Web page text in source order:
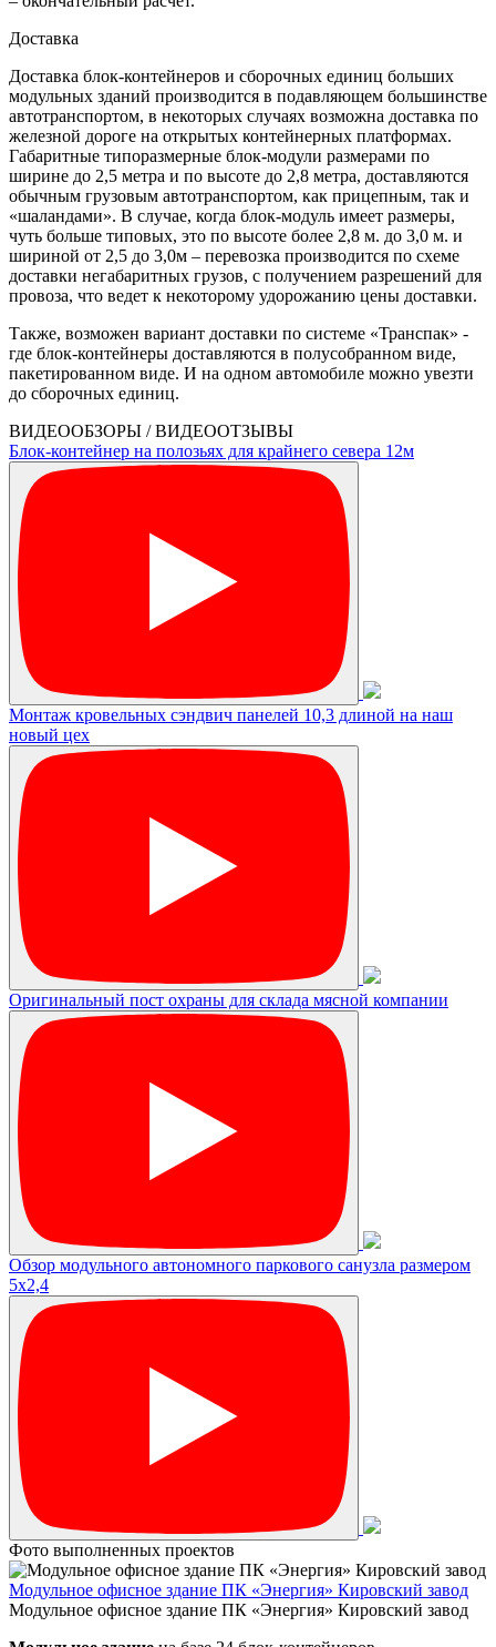
Доставка
Доставка блок-контейнеров и сборочных единиц больших
модульных зданий производится в подавляющем большинстве
автотранспортом, в некоторых случаях возможна доставка по
железной дороге на открытых контейнерных платформах.
Габаритные типоразмерные блок-модули размерами по
ширине до 2,5 метра и по высоте до 2,8 метра, доставляются
обычным грузовым автотранспортом, как прицепным, так и
«шаландами». В случае, когда блок-модуль имеет размеры,
чуть больше типовых, это по высоте более 2,8 м. до 3,0 м. и
шириной от 2,5 до 3,0м – перевозка производится по схеме
доставки негабаритных грузов, с получением разрешений для
провоза, что ведет к некоторому удорожанию цены доставки.
Также, возможен вариант доставки по системе «Транспак» -
где блок-контейнеры доставляются в полусобранном виде,
пакетированном виде. И на одном автомобиле можно увезти
до сборочных единиц.
ВИДЕООБЗОРЫ / ВИДЕООТЗЫВЫ
Блок-контейнер на полозьях для крайнего севера 12м
Монтаж кровельных сэндвич панелей 10,3 длиной на наш
новый цех
Оригинальный пост охраны для склада мясной компании
Обзор модульного автономного паркового санузла размером
5х2,4
Фото выполненных проектов
Модульное офисное здание ПК «Энергия» Кировский завод
Модульное офисное здание ПК «Энергия» Кировский завод